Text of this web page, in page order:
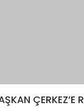
ÇERKEZ’E